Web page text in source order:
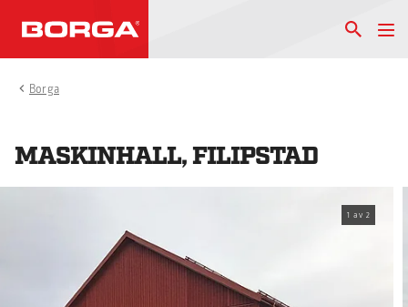
Borga
MASKINHALL, FILIPSTAD
1 av 2